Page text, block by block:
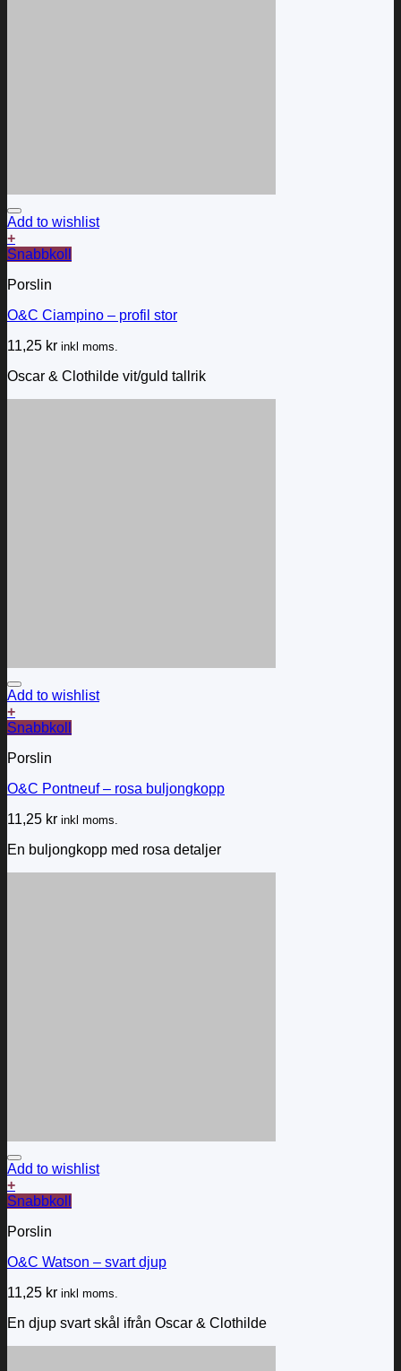
Add to wishlist
+
Snabbkoll
Porslin
O&C Ciampino – profil stor
11,25 kr inkl moms.
Oscar & Clothilde vit/guld tallrik
Add to wishlist
+
Snabbkoll
Porslin
O&C Pontneuf – rosa buljongkopp
11,25 kr inkl moms.
En buljongkopp med rosa detaljer
Add to wishlist
+
Snabbkoll
Porslin
O&C Watson – svart djup
11,25 kr inkl moms.
En djup svart skål ifrån Oscar & Clothilde